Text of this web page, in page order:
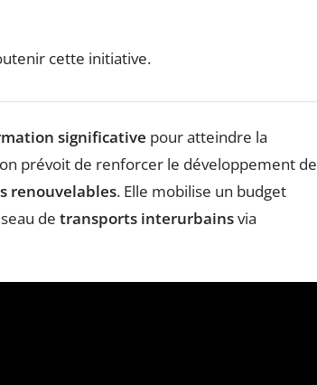
cette initiative.
significative pour atteindre la
prévoit de renforcer le développement de
renouvelables. Elle mobilise un budget
de transports interurbainsvia